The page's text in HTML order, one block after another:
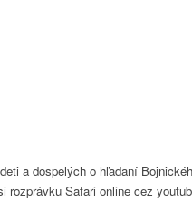
a dospelých o hľadaní
rozprávku Safari online cez